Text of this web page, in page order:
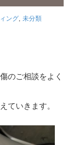
ング, 未分類
のご相談をよく
ていきます。